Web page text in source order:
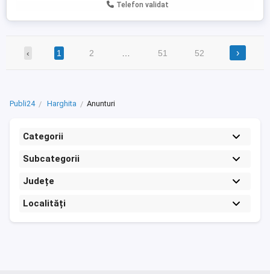
Telefon validat
‹ 1 2 51 52 ›
Publi24 Harghita Anunturi
Categorii
Subcategorii
Județe
Localități